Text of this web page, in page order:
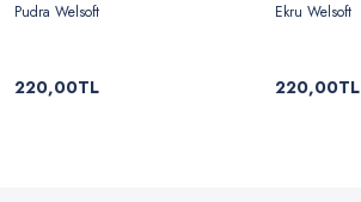
Pudra Welsoft
220,00TL
Ekru Welsoft
220,00TL